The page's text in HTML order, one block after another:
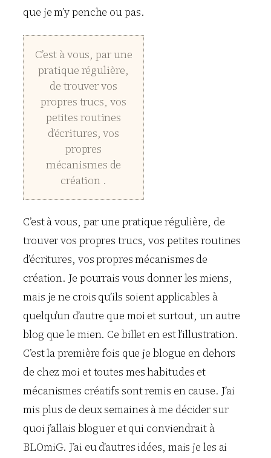
que je m’y penche ou pas.
C’est à vous, par une
pratique régulière,
de trouver vos
propres trucs, vos
petites routines
d’écritures, vos
propres
mécanismes de
création .
C’est à vous, par une pratique régulière, de
trouver vos propres trucs, vos petites routines
d’écritures, vos propres mécanismes de
création. Je pourrais vous donner les miens,
mais je ne crois qu’ils soient applicables à
quelqu’un d’autre que moi et surtout, un autre
blog que le mien. Ce billet en est l’illustration.
C’est la première fois que je blogue en dehors
de chez moi et toutes mes habitudes et
mécanismes créatifs sont remis en cause. J’ai
mis plus de deux semaines à me décider sur
quoi j’allais bloguer et qui conviendrait à
BLOmiG. J’ai eu d’autres idées, mais je les ai